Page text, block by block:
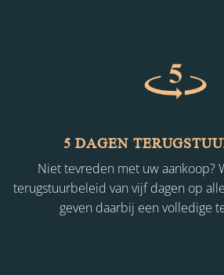
5 DAGEN
Niet tevreden met uw aankoop?
terugstuurbeleid van vijf dagen op
geven daarbij een volledige